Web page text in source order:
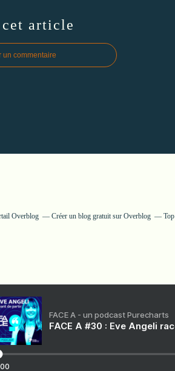
cet article
un commentaire
Overblog Créer un blog gratuit sur Overblog
FACE A - un podcast Purecharts
FACE A #30 : Eve Angeli